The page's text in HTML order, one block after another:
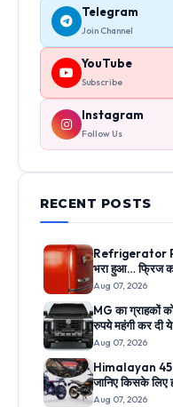
Telegram
Join Channel
YouTube
Subscribe
Instagram
Follow Us
RECENT POSTS
Refrigerator
भरा हुआ… फ्रिज
Aug 07, 2026
MG का ग्राहकों
रुपये महंगी कर दी
Aug 07, 2026
Himalayan
जानिए किसके लिए
Aug 07, 2026